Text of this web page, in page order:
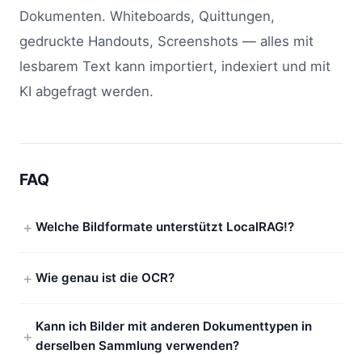
Dokumenten. Whiteboards, Quittungen,
gedruckte Handouts, Screenshots — alles mit
lesbarem Text kann importiert, indexiert und mit
KI abgefragt werden.
FAQ
Welche Bildformate unterstützt LocalRAG!?
Wie genau ist die OCR?
Kann ich Bilder mit anderen Dokumenttypen in
derselben Sammlung verwenden?